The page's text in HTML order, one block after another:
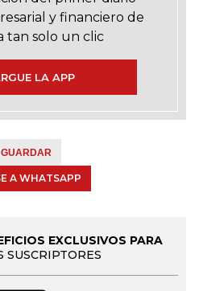
y financiero de
tan solo un clic
LA APP
GUARDAR
A WHATSAPP
EXCLUSIVOS PARA
SUSCRIPTORES